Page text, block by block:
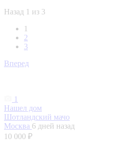
Назад 1 из 3
1
2
3
Вперед
1
Нашел дом
Шотландский мачо
Москва 6 дней назад
10 000 ₽